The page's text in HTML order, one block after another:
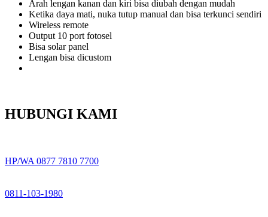
Arah lengan kanan dan kiri bisa diubah dengan mudah
Ketika daya mati, nuka tutup manual dan bisa terkunci sendiri
Wireless remote
Output 10 port fotosel
Bisa solar panel
Lengan bisa dicustom
HUBUNGI KAMI
HP/WA 0877 7810 7700
0811-103-1980